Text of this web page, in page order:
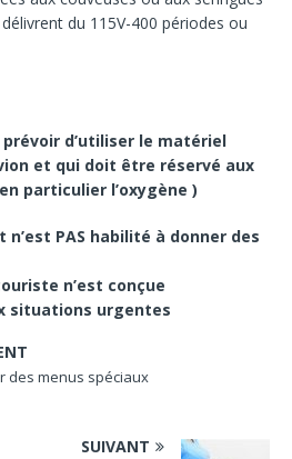
du 115V-400 périodes ou
d’utiliser le matériel
et qui doit être réservé aux
particulier l’oxygène )
PAS habilité à donner des
n’est conçue
situations urgentes
des menus spéciaux
SUIVANT